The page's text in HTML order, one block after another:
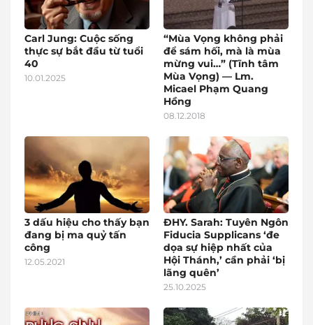
Carl Jung: Cuộc sống
thực sự bắt đầu từ tuổi
40
10.01.2025
“Mùa Vọng không phải
để sám hối, mà là mùa
mừng vui…” (Tĩnh tâm
Mùa Vọng) — Lm.
Micael Phạm Quang
Hồng
08.12.2018
3 dấu hiệu cho thấy bạn
đang bị ma quỷ tấn
công
12.05.2021
ĐHY. Sarah: Tuyên Ngôn
Fiducia Supplicans ‘đe
dọa sự hiệp nhất của
Hội Thánh,’ cần phải ‘bị
lãng quên’
25.10.2025